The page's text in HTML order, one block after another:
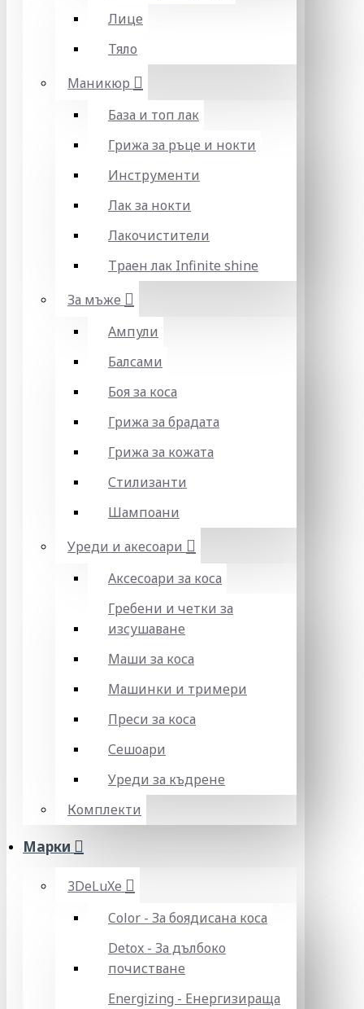
Лице
Тяло
Маникюр
База и топ лак
Грижа за ръце и нокти
Инструменти
Лак за нокти
Лакочистители
Траен лак Infinite shine
За мъже
Ампули
Балсами
Боя за коса
Грижа за брадата
Грижа за кожата
Стилизанти
Шампоани
Уреди и акесоари
Аксесоари за коса
Гребени и четки за
изсушаване
Маши за коса
Машинки и тримери
Преси за коса
Сешоари
Уреди за къдрене
Комплекти
Марки
3DeLuXe
Color - За боядисана коса
Detox - За дълбоко
почистване
Energizing - Енергизираща